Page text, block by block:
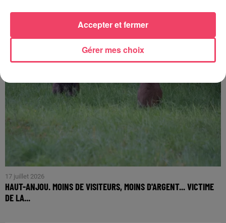
17 juillet 2026
HAUT-ANJOU. MOINS DE VISITEURS, MOINS D'ARGENT... VICTIME
DE LA...
Gérer mes choix
Accepter et fermer